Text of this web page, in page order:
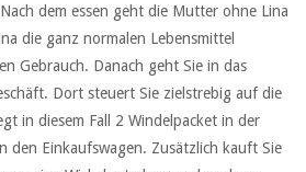
dem essen geht die Mutter ohne Lina
die ganz normalen Lebensmittel
Gebrauch. Danach geht Sie in das
Dort steuert Sie zielstrebig auf die
in diesem Fall 2 Windelpacket in der
den Einkaufswagen. Zusätzlich kauft Sie